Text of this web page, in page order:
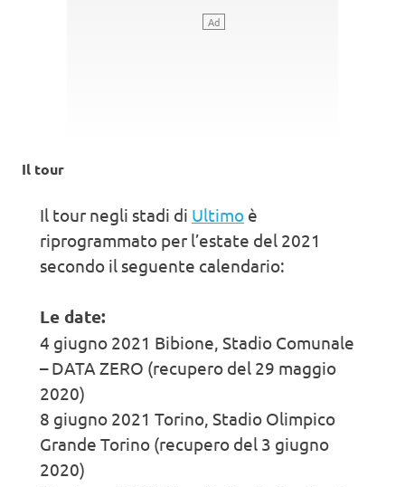
Il tour
Il tour negli stadi di Ultimo è
riprogrammato per l’estate del 2021
secondo il seguente calendario:
Le date:
4 giugno 2021 Bibione, Stadio Comunale
– DATA ZERO (recupero del 29 maggio
2020)
8 giugno 2021 Torino, Stadio Olimpico
Grande Torino (recupero del 3 giugno
2020)